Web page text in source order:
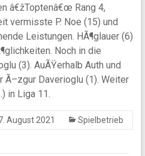
â€žToptenâ€œ Rang 4,
vermisste P. Noe (15) und
Leistungen. HÃ¶glauer (6)
Noch in die
(3). AuÃŸerhalb Auth und
Ã–zgur Daverioglu (1). Weiter
in Liga 11.
August 2021 Spielbetrieb